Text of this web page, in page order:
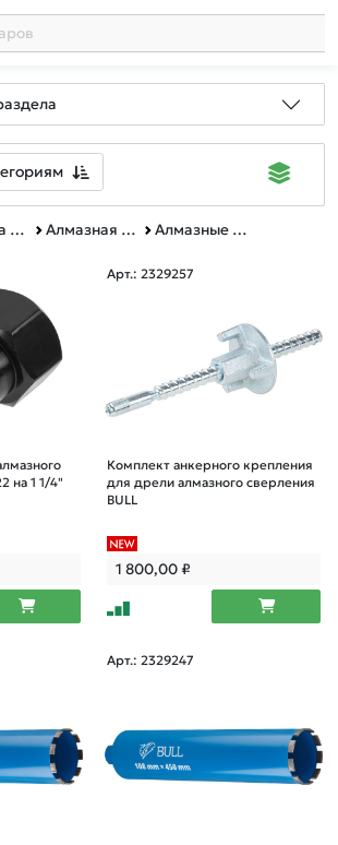
Алмазная резка, шлифование и сверление Алмазные коронки для буровых установок
на 1 1/4"
Арт.: 2329257
Комплект анкерного крепления
для дрели алмазного сверления
BULL
1 800,00₽
Арт.: 2329247